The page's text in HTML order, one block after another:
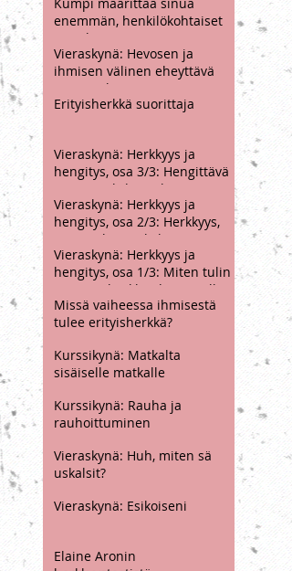
ja kipu, osa 1/2
Kumpi määrittää sinua
enemmän, henkilökohtaiset
projektit vai
persoonallisuuden piirteet?
Vieraskynä: Hevosen ja
ihmisen välinen eheyttävä
Erityisherkkä suorittaja
Vieraskynä: Herkkyys ja
hengitys, osa 3/3: Hengittävä
terapiasuhde rauhoittavana
perustana
Vieraskynä: Herkkyys ja
hengitys, osa 2/3: Herkkyys,
tunne-elämän kehitys ja
hengitys
Vieraskynä: Herkkyys ja
hengitys, osa 1/3: Miten tulin
työssäni herkkyyden äärelle?
Missä vaiheessa ihmisestä
tulee erityisherkkä?
Kurssikynä: Matkalta
sisäiselle matkalle
Kurssikynä: Rauha ja
rauhoittuminen
Vieraskynä: Huh, miten sä
uskalsit?
Vieraskynä: Esikoiseni